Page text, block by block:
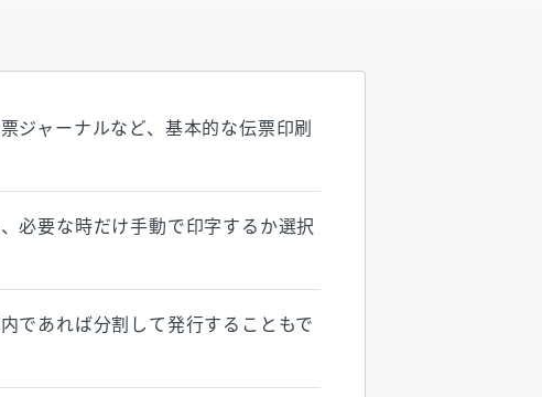
ジャーナルなど、基本的な伝票印刷
必要な時だけ手動で印字するか選択
であれば分割して発行することもで